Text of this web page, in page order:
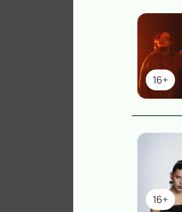
16+
16+